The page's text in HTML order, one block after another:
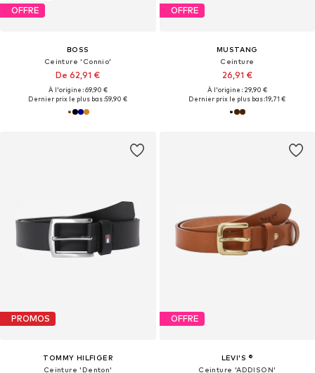
OFFRE
BOSS
Ceinture 'Connio'
De 62,91 €
À l'origine : 69,90 €
Dernier prix le plus bas :59,90 €
OFFRE
MUSTANG
Ceinture
26,91 €
À l'origine : 29,90 €
Dernier prix le plus bas :19,71 €
PROMOS
TOMMY HILFIGER
Ceinture 'Denton'
OFFRE
LEVI'S ®
Ceinture 'ADDISON'